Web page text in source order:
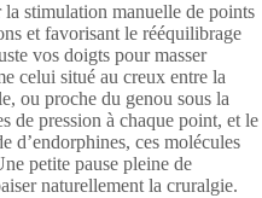
stimulation manuelle de points
et favorisant le rééquilibrage
vos doigts pour masser
celui situé au creux entre la
ou proche du genou sous la
de pression à chaque point, et le
d’endorphines, ces molécules
petite pause pleine de
naturellement la cruralgie.